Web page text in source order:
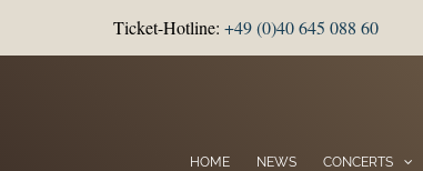
Ticket-Hotline: +49 (0)40 645 088 60
HOME NEWS CONCERTS